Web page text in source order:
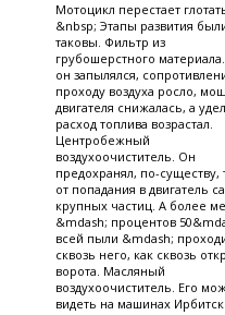
Мотоцикл перестает
&nbsp; Этапы развития
таковы. Фильтр из
грубошерстного
он запылялся,
проходу воздуха росло,
двигателя снижалась, а
расход топлива возрастал.
Центробежный
воздухоочиститель. Он
предохранял, по-существу,
от попадания в двигатель
крупных частиц. А более
&mdash; процентов
всей пыли &mdash;
сквозь него, как сквозь
ворота. Масляный
воздухоочиститель. Его
видеть на машинах